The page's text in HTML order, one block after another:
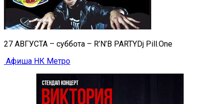
27 АВГУСТА – суббота – R’N’B PARTYDj Pill.One
Афиша НК Метро